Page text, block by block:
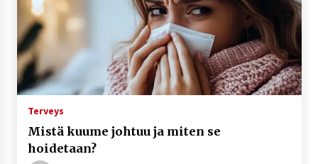
Terveys
Mistä kuume johtuu ja miten se
hoidetaan?